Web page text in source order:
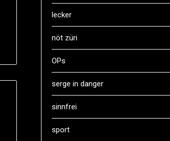
lecker
nöt züri
OPs
serge in danger
sinnfrei
sport